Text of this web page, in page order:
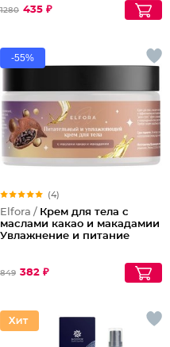
1280 435 ₽
-55%
(4)
Elfora / Крем для тела с
маслами какао и макадамии
Увлажнение и питание
849 382 ₽